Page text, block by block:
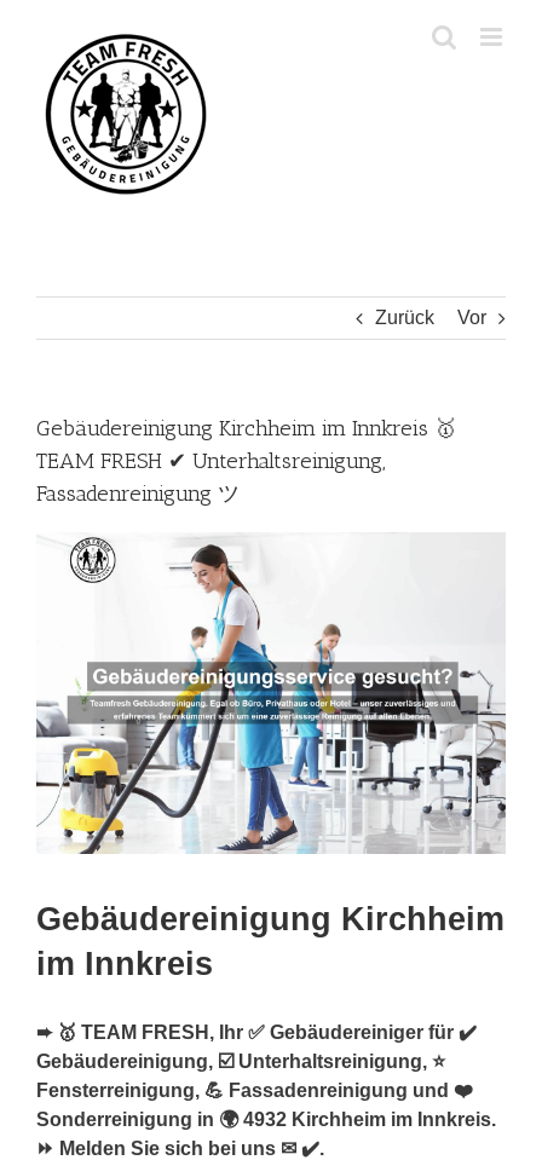
springen
Zurück Vor
Gebäudereinigung Kirchheim im Innkreis 🥇
TEAM FRESH ✔ Unterhaltsreinigung,
Fassadenreinigung ツ
Gebäudereinigung Kirchheim
im Innkreis
➨ 🥇 TEAM FRESH, Ihr ✅ Gebäudereiniger für ✔️
Gebäudereinigung, ☑️ Unterhaltsreinigung, ⭐
Fensterreinigung, 💪 Fassadenreinigung und ❤️
Sonderreinigung in 🌍 4932 Kirchheim im Innkreis.
⏩ Melden Sie sich bei uns ✉ ✔️.